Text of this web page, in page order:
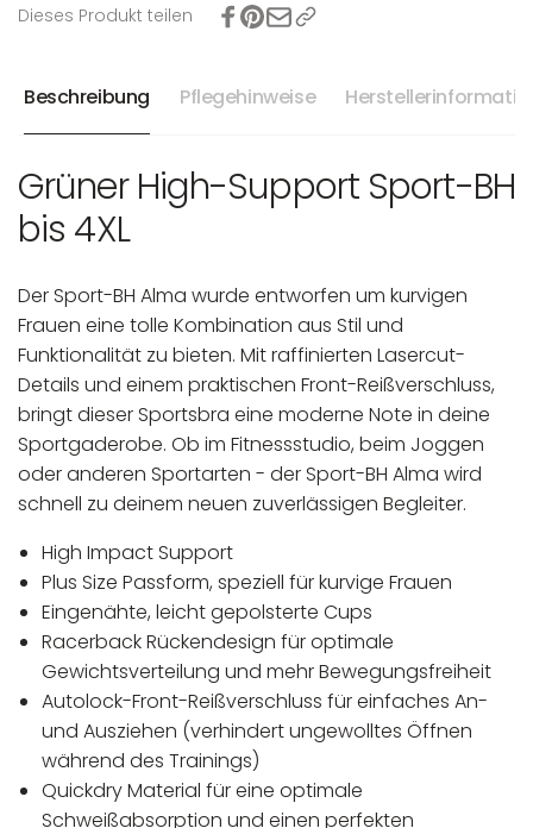
Dieses Produkt teilen
Beschreibung Pflegehinweise
Grüner High-Support Sport-BH
bis 4XL
Der Sport-BH Alma wurde entworfen um kurvigen
Frauen eine tolle Kombination aus Stil und
Funktionalität zu bieten. Mit raffinierten Lasercut-
Details und einem praktischen Front-Reißverschluss,
bringt dieser Sportsbra eine moderne Note in deine
Sportgaderobe. Ob im Fitnessstudio, beim Joggen
oder anderen Sportarten - der Sport-BH Alma wird
schnell zu deinem neuen zuverlässigen Begleiter.
High Impact Support
Plus Size Passform, speziell für kurvige Frauen
Eingenähte, leicht gepolsterte Cups
Racerback Rückendesign für optimale
Gewichtsverteilung und mehr Bewegungsfreiheit
Autolock-Front-Reißverschluss für einfaches An-
und Ausziehen (verhindert ungewolltes Öffnen
während des Trainings)
Quickdry Material für eine optimale
Schweißabsorption und einen perfekten